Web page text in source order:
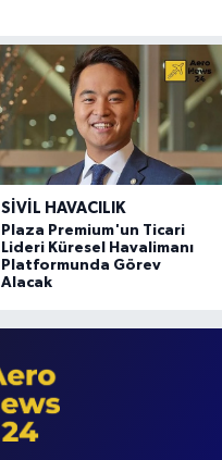
SIVIL HAVACILIK
Plaza Premium'un Ticari
Lideri Küresel Havalimanı
Platformunda Görev
Alacak